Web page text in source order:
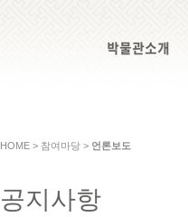
박물관소개
HOME > 참여마당 > 언론보도
공지사항